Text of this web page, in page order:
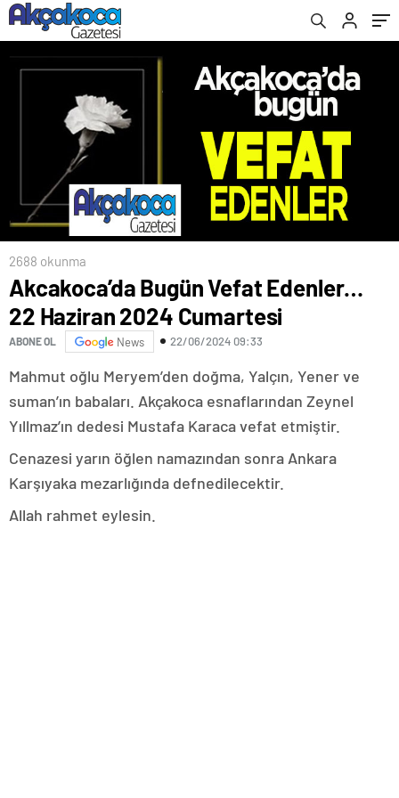
2688 okunma
Akcakoca’da Bugün Vefat Edenler…
22 Haziran 2024 Cumartesi
ABONE OL News 22/06/2024 09:33
Mahmut oğlu Meryem’den doğma, Yalçın, Yener ve
suman’ın babaları. Akçakoca esnaflarından Zeynel
Yıllmaz’ın dedesi Mustafa Karaca vefat etmiştir.
Cenazesi yarın öğlen namazından sonra Ankara
Karşıyaka mezarlığında defnedilecektir.
Allah rahmet eylesin.